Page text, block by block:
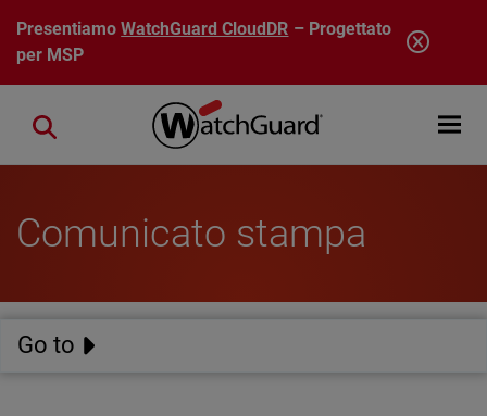
Salta al contenuto principale
PresentiamoWatchGuard CloudDR – Progettato
per MSP
Open
Close search
Comunicato stampa
Go to